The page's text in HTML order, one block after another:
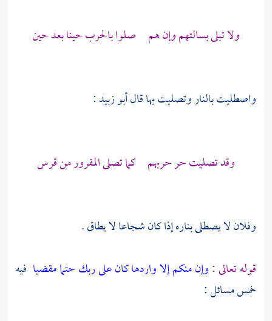
ولا تبلى بسالتهم وإن هم صلوا بالحرب حينا بعد حين
واصطليت بالنار وتصليت بها قالأبو زبيد:
وقد تصليت حر حربهم كما تصلى المقرور من قرس
وفلان لا يصطلى بناره إذا كان شجاعا لا يطاق .
قوله تعالى :وإن منكم إلا واردها كان على ربك حتما مقضيا فيه
خمس مسائل :